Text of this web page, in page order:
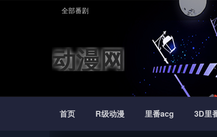
全部番剧
动漫网
首页 R级动漫 里番acg 3D里